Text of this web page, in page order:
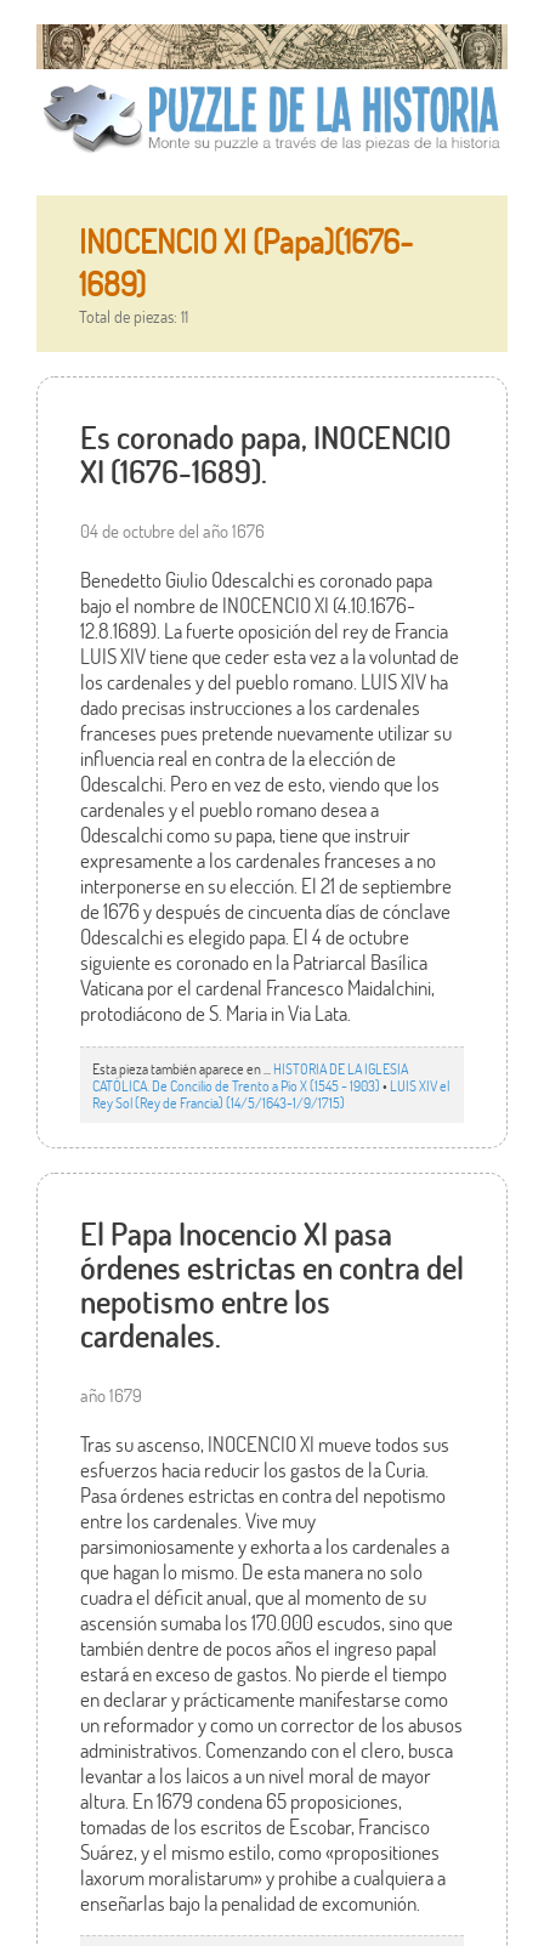
INOCENCIO XI (Papa)(1676-
1689)
Total de piezas: 11
Es coronado papa, INOCENCIO
XI (1676-1689).
04 de octubre del año 1676
Benedetto Giulio Odescalchi es coronado papa
bajo el nombre de INOCENCIO XI (4.10.1676-
12.8.1689). La fuerte oposición del rey de Francia
LUIS XIV tiene que ceder esta vez a la voluntad de
los cardenales y del pueblo romano. LUIS XIV ha
dado precisas instrucciones a los cardenales
franceses pues pretende nuevamente utilizar su
influencia real en contra de la elección de
Odescalchi. Pero en vez de esto, viendo que los
cardenales y el pueblo romano desea a
Odescalchi como su papa, tiene que instruir
expresamente a los cardenales franceses a no
interponerse en su elección. El 21 de septiembre
de 1676 y después de cincuenta días de cónclave
Odescalchi es elegido papa. El 4 de octubre
siguiente es coronado en la Patriarcal Basílica
Vaticana por el cardenal Francesco Maidalchini,
protodiácono de S. Maria in Via Lata.
Esta pieza también aparece en ... HISTORIA DE LA IGLESIA
CATÓLICA. De Concilio de Trento a Pío X (1545 - 1903)• LUIS XIV el
Rey Sol (Rey de Francia) (14/5/1643-1/9/1715)
El Papa Inocencio XI pasa
órdenes estrictas en contra del
nepotismo entre los
cardenales.
año 1679
Tras su ascenso, INOCENCIO XI mueve todos sus
esfuerzos hacia reducir los gastos de la Curia.
Pasa órdenes estrictas en contra del nepotismo
entre los cardenales. Vive muy
parsimoniosamente y exhorta a los cardenales a
que hagan lo mismo. De esta manera no solo
cuadra el déficit anual, que al momento de su
ascensión sumaba los 170.000 escudos, sino que
también dentre de pocos años el ingreso papal
estará en exceso de gastos. No pierde el tiempo
en declarar y prácticamente manifestarse como
un reformador y como un corrector de los abusos
administrativos. Comenzando con el clero, busca
levantar a los laicos a un nivel moral de mayor
altura. En 1679 condena 65 proposiciones,
tomadas de los escritos de Escobar, Francisco
Suárez, y el mismo estilo, como «propositiones
laxorum moralistarum» y prohibe a cualquiera a
enseñarlas bajo la penalidad de excomunión.